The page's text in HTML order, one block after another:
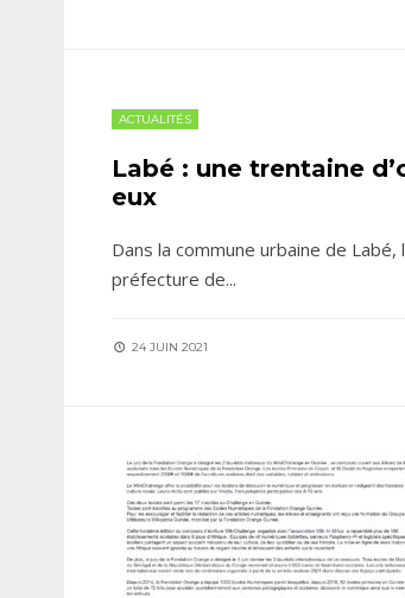
ACTUALITÉS
Labé : une trentaine
eux
Dans la commune urbaine de
préfecture de...
24 JUIN 2021